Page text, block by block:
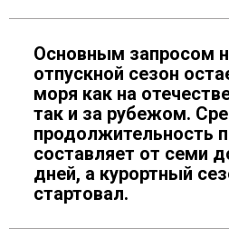
Основным запросом
отпускной сезон
моря как на
так и за рубежом.
продолжительность
составляет от семи
дней, а курортный
стартовал.